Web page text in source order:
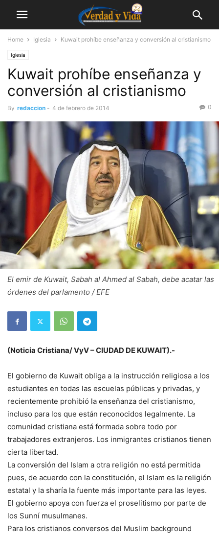
Home Iglesia Kuwait prohíbe enseñanza y conversión al cristianismo
Iglesia
Kuwait prohíbe enseñanza y
conversión al cristianismo
By redaccion - 4 de febrero de 2014 0
El emir de Kuwait, Sabah al Ahmed al Sabah, debe acatar las
órdenes del parlamento / EFE
(Noticia Cristiana/ VyV – CIUDAD DE KUWAIT).-
El gobierno de Kuwait obliga a la instrucción religiosa a los
estudiantes en todas las escuelas públicas y privadas, y
recientemente prohibió la enseñanza del cristianismo,
incluso para los que están reconocidos legalmente. La
comunidad cristiana está formada sobre todo por
trabajadores extranjeros. Los inmigrantes cristianos tienen
cierta libertad.
La conversión del Islam a otra religión no está permitida
pues, de acuerdo con la constitución, el Islam es la religión
estatal y la sharía la fuente más importante para las leyes.
El gobierno apoya con fuerza el proselitismo por parte de
los Sunní musulmanes.
Para los cristianos conversos del Muslim background